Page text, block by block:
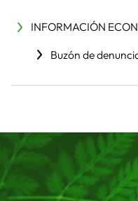
INFORMACIÓN
Buzón de